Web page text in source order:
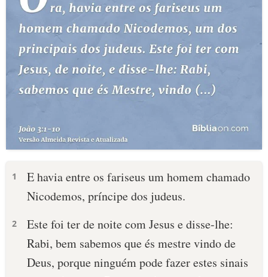
1
E havia entre os fariseus um homem chamado
Nicodemos, príncipe dos judeus.
2
Este foi ter de noite com Jesus e disse-lhe:
Rabi, bem sabemos que és mestre vindo de
Deus, porque ninguém pode fazer estes sinais